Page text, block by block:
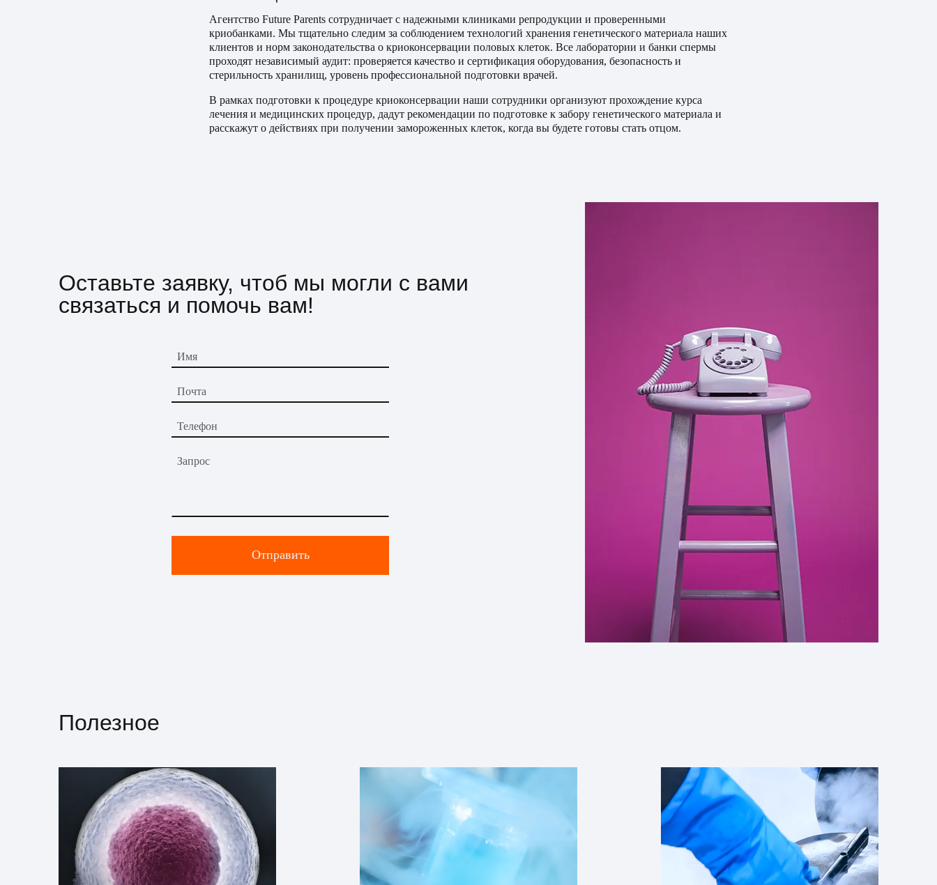
Агентство Future Parents сотрудничает с надежными клиниками репродукции и проверенными
криобанками. Мы тщательно следим за соблюдением технологий хранения генетического материала наших
клиентов и норм законодательства о криоконсервации половых клеток. Все лаборатории и банки спермы
проходят независимый аудит: проверяется качество и сертификация оборудования, безопасность и
стерильность хранилищ, уровень профессиональной подготовки врачей.
В рамках подготовки к процедуре криоконсервации наши сотрудники организуют прохождение курса
лечения и медицинских процедур, дадут рекомендации по подготовке к забору генетического материала и
расскажут о действиях при получении замороженных клеток, когда вы будете готовы стать отцом.
Оставьте заявку, чтоб мы могли с вами
связаться и помочь вам!
Имя
Почта
Телефон
Запрос
Отправить
Полезное